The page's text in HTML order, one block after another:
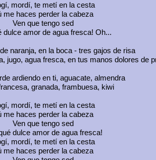
mordí, te metí en la cesta
me haces perder la cabeza
Ven que tengo sed
dulce amor de agua fresca! Oh...
naranja, en la boca - tres gajos de risa
jugo, agua fresca, en tus manos dolores de
ardiendo en ti, aguacate, almendra
granada, frambuesa, kiwi
mordí, te metí en la cesta
me haces perder la cabeza
Ven que tengo sed
dulce amor de agua fresca!
mordí, te metí en la cesta
me haces perder la cabeza